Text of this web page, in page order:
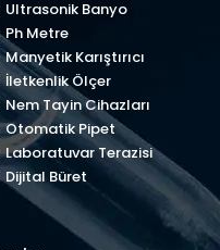
Ultrasonik Banyo
Ph Metre
Manyetik Karıştırıcı
İletkenlik Ölçer
Nem Tayin Cihazları
Otomatik Pipet
Laboratuvar Terazisi
Dijital Büret